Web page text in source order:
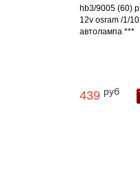
hb3/9005 (60)
12v osram /1/10
автолампа ***
439 руб